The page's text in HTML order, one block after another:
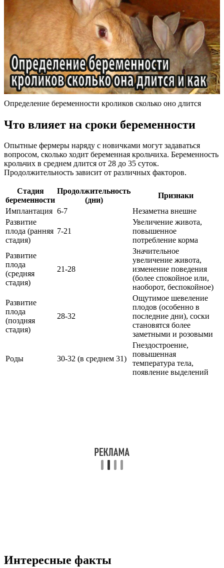
Определение беременности кроликов сколько оно длится
Что влияет на сроки беременности
Опытные фермеры наряду с новичками могут задаваться
вопросом, сколько ходит беременная крольчиха. Беременность
крольчих в среднем длится от 28 до 35 суток.
Продолжительность зависит от различных факторов.
Стадия
беременности
Продолжительность
(дни)
Признаки
Имплантация 6-7
Незаметна внешне
Развитие
плода (ранняя
стадия)
7-21
Увеличение живота,
повышенное
потребление корма
Развитие
плода
(средняя
стадия)
21-28
Значительное
увеличение живота,
изменение поведения
(более спокойное или,
наоборот, беспокойное)
Развитие
плода
(поздняя
стадия)
28-32
Ощутимое шевеление
плодов (особенно в
последние дни), соски
становятся более
заметными и розовыми
Роды 30-32 (в среднем 31)
Гнездостроение,
повышенная
температура тела,
появление выделений
Интересные факты